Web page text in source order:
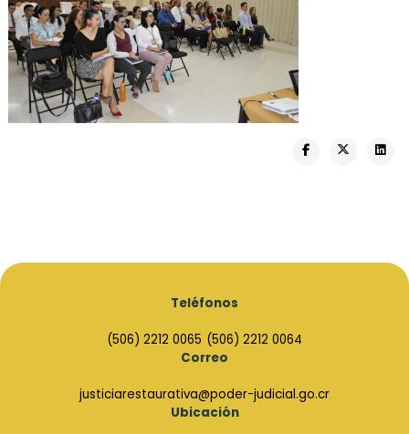
Teléfonos
(506) 2212 0065 (506) 2212 0064
Correo
justiciarestaurativa@poder-judicial.go.cr
Ubicación